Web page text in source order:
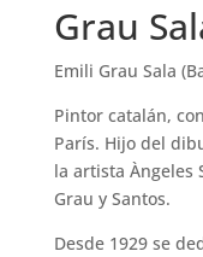
Grau
Emili Grau Sala
Pintor catalán,
París. Hijo del
la artista Àngeles
Grau y Santos.
Desde 1929 se